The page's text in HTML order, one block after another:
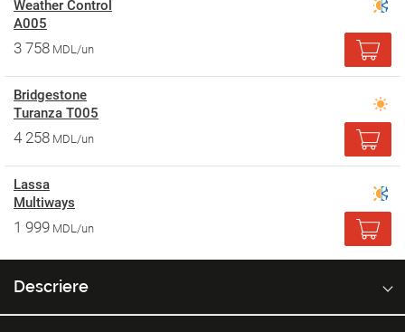
Weather Control
A005
3 758 MDL/un
Bridgestone
Turanza T005
4 258 MDL/un
Lassa
Multiways
1 999 MDL/un
Descriere